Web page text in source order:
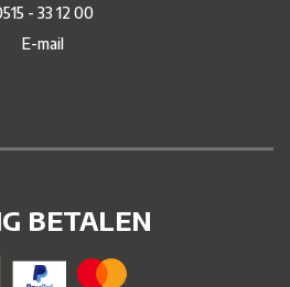
- 33 12 00
E-mail
BETALEN